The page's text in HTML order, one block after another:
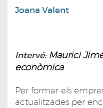
Joana Valent
Intervé: Maurici
econòmica
Per formar els
actualitzades per